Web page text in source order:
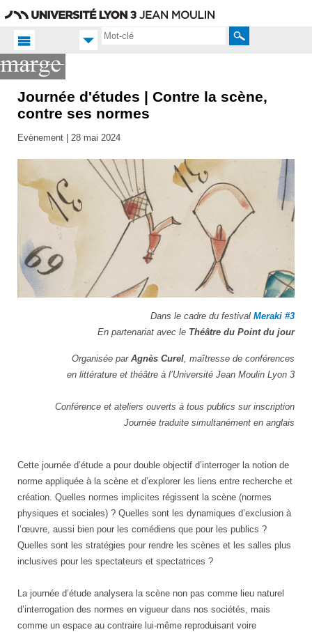
Rechercher
Accueil
Journée d'études | Contre la scène,
contre ses normes
Evènement | 28 mai 2024
Dans le cadre du festival Meraki #3
En partenariat avec le Théâtre du Point du jour
Organisée par Agnès Curel, maîtresse de conférences
en littérature et théâtre à l’Université Jean Moulin Lyon 3
Conférence et ateliers ouverts à tous publics sur inscription
Journée traduite simultanément en anglais
Cette journée d’étude a pour double objectif d’interroger la notion de
norme appliquée à la scène et d’explorer les liens entre recherche et
création. Quelles normes implicites régissent la scène (normes
physiques et sociales) ? Quelles sont les dynamiques d’exclusion à
l’œuvre, aussi bien pour les comédiens que pour les publics ?
Quelles sont les stratégies pour rendre les scènes et les salles plus
inclusives pour les spectateurs et spectatrices ?
La journée d’étude analysera la scène non pas comme lieu naturel
d’interrogation des normes en vigueur dans nos sociétés, mais
comme un espace au contraire lui-même reproduisant voire